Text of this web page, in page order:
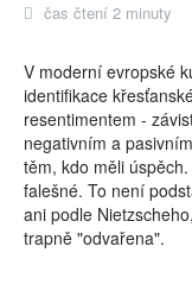
čas čtení 2 minuty
V moderní evropské
identifikace
resentimentem -
negativním a
těm, kdo měli
falešné. To není
ani podle
trapně "odvařena".